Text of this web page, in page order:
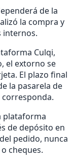
de la
la compra y
internos.
Culqi,
el extorno se
El plazo final
la pasarela de
plataforma
de depósito en
pedido, nunca
cheques.